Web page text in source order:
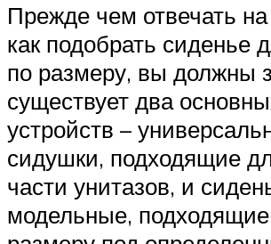
Прежде чем отвечать
как подобрать сиденье
по размеру, вы должны
существует два
устройств –
сидушки, подходящие
части унитазов, и
модельные,